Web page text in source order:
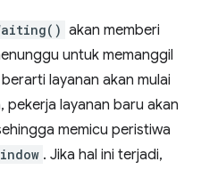
akan memberi
untuk memanggil
layanan akan mulai
layanan baru akan
memicu peristiwa
. Jika hal ini terjadi,